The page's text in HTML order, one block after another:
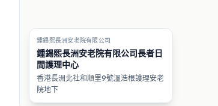
鍾錫熙長洲安老院有限公司
鍾錫熙長洲安老院有限公司長者日
間護理中心
香港長洲北社和順里9號溫浩根護理安老
院地下